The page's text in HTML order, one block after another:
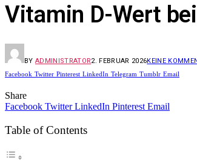
Vitamin D-Wert
BY ADMINISTRATOR2. FEBRUAR 2026KEINE
Facebook Twitter Pinterest LinkedIn Telegram Tumblr Email
Share
Facebook Twitter LinkedIn Pinterest Email
Table of Contents